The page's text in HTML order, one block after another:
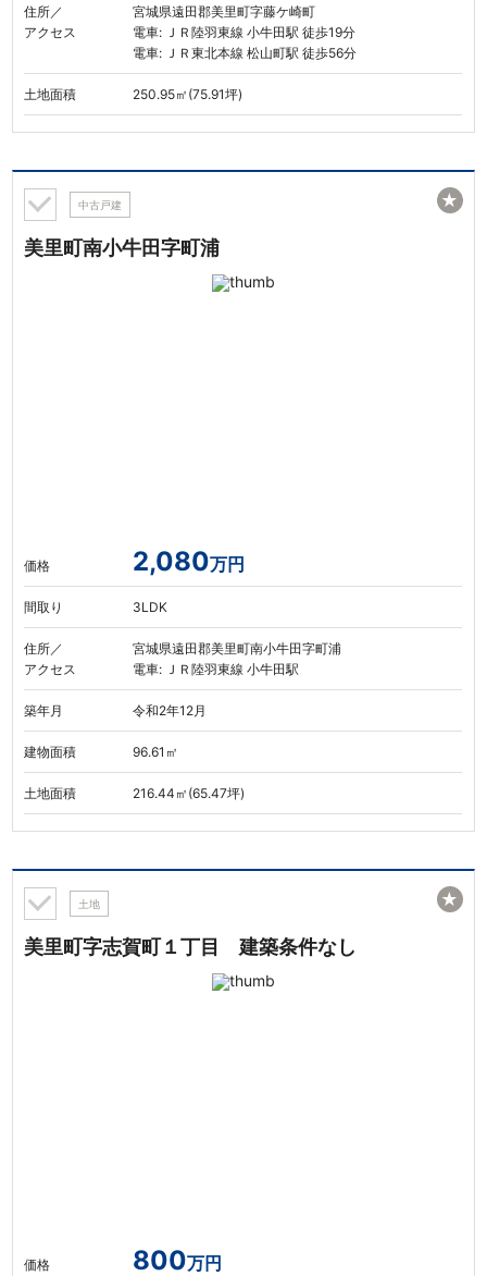
住所／
アクセス
宮城県遠田郡美里町字藤ケ崎町
電車: ＪＲ陸羽東線 小牛田駅 徒歩19分
電車: ＪＲ東北本線 松山町駅 徒歩56分
土地面積 250.95㎡(75.91坪)
中古戸建
美里町南小牛田字町浦
価格 2,080万円
間取り 3LDK
住所／
アクセス
宮城県遠田郡美里町南小牛田字町浦
電車: ＪＲ陸羽東線 小牛田駅
築年月 令和2年12月
建物面積 96.61㎡
土地面積 216.44㎡(65.47坪)
★
土地
美里町字志賀町１丁目 建築条件なし
価格 800万円
★